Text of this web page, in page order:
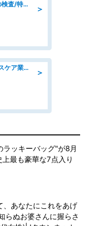
＞
トヨタ自動車 田原工場で部品の検査/特典168万/tutumi
＞
08月開始/「土日祝休み」ヘルスケア業界の産業保健師/高時給/未経験OK/要資格:保健師、正看護師
ッキーバッグ"が8月
最も豪華な7点入り
、あなたにこれをあげ
らぬお婆さんに握らさ